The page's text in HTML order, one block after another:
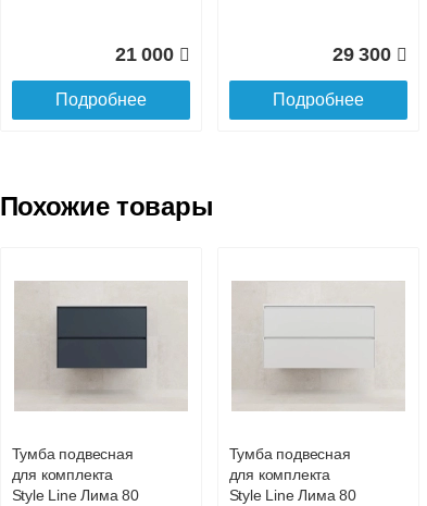
21 000
Подробнее
29 300
Подробнее
Style Line Лима 80
матовый
15 145
напольная Style
Line 70 Лима ,
графит
31 190
Похожие товары
Тумба подвесная
для комплекта
Style Line Лима 80
Тумба подвесная
для комплекта
Style Line Лима 80